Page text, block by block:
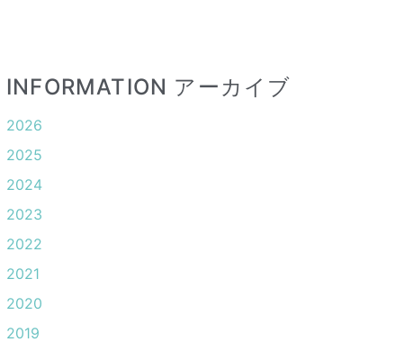
INFORMATION アーカイブ
2026
2025
2024
2023
2022
2021
2020
2019